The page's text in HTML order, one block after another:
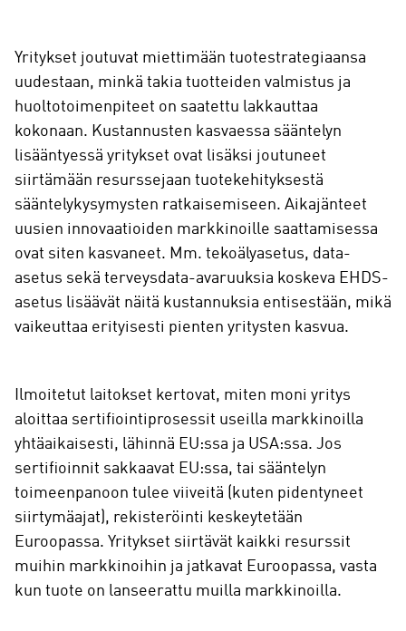
Yritykset joutuvat miettimään tuotestrategiaansa
uudestaan, minkä takia tuotteiden valmistus ja
huoltotoimenpiteet on saatettu lakkauttaa
kokonaan. Kustannusten kasvaessa sääntelyn
lisääntyessä yritykset ovat lisäksi joutuneet
siirtämään resurssejaan tuotekehityksestä
sääntelykysymysten ratkaisemiseen. Aikajänteet
uusien innovaatioiden markkinoille saattamisessa
ovat siten kasvaneet. Mm. tekoälyasetus, data-
asetus sekä terveysdata-avaruuksia koskeva EHDS-
asetus lisäävät näitä kustannuksia entisestään, mikä
vaikeuttaa erityisesti pienten yritysten kasvua.
Ilmoitetut laitokset kertovat, miten moni yritys
aloittaa sertifiointiprosessit useilla markkinoilla
yhtäaikaisesti, lähinnä EU:ssa ja USA:ssa. Jos
sertifioinnit sakkaavat EU:ssa, tai sääntelyn
toimeenpanoon tulee viiveitä (kuten pidentyneet
siirtymäajat), rekisteröinti keskeytetään
Euroopassa. Yritykset siirtävät kaikki resurssit
muihin markkinoihin ja jatkavat Euroopassa, vasta
kun tuote on lanseerattu muilla markkinoilla.